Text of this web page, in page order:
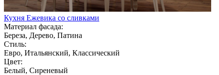
Кухня Ежевика со сливками
Материал фасада:
Береза, Дерево, Патина
Стиль:
Евро, Итальянский, Классический
Цвет:
Белый, Сиреневый